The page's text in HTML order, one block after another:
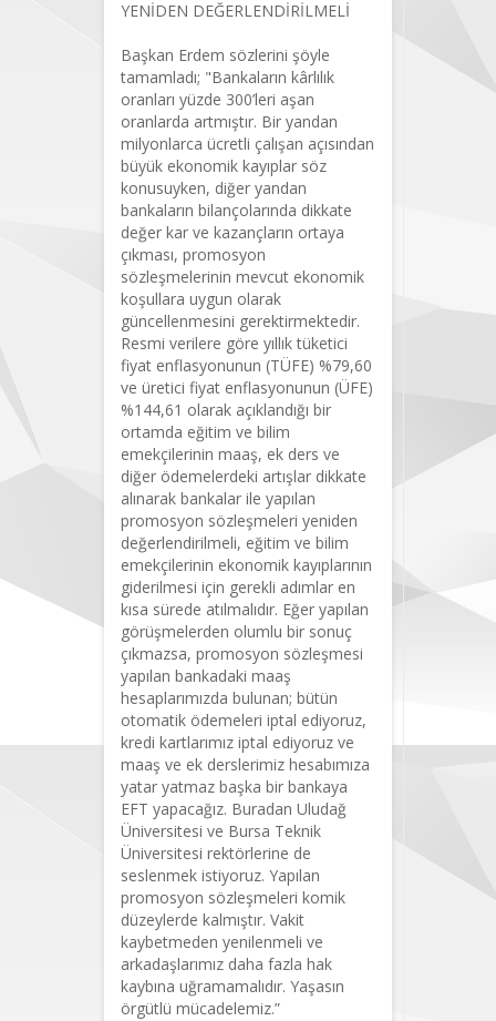
YENİDEN DEĞERLENDİRİLMELİ
Başkan Erdem sözlerini şöyle
tamamladı; "Bankaların kârlılık
oranları yüzde 300’leri aşan
oranlarda artmıştır. Bir yandan
milyonlarca ücretli çalışan açısından
büyük ekonomik kayıplar söz
konusuyken, diğer yandan
bankaların bilançolarında dikkate
değer kar ve kazançların ortaya
çıkması, promosyon
sözleşmelerinin mevcut ekonomik
koşullara uygun olarak
güncellenmesini gerektirmektedir.
Resmi verilere göre yıllık tüketici
fiyat enflasyonunun (TÜFE) %79,60
ve üretici fiyat enflasyonunun (ÜFE)
%144,61 olarak açıklandığı bir
ortamda eğitim ve bilim
emekçilerinin maaş, ek ders ve
diğer ödemelerdeki artışlar dikkate
alınarak bankalar ile yapılan
promosyon sözleşmeleri yeniden
değerlendirilmeli, eğitim ve bilim
emekçilerinin ekonomik kayıplarının
giderilmesi için gerekli adımlar en
kısa sürede atılmalıdır. Eğer yapılan
görüşmelerden olumlu bir sonuç
çıkmazsa, promosyon sözleşmesi
yapılan bankadaki maaş
hesaplarımızda bulunan; bütün
otomatik ödemeleri iptal ediyoruz,
kredi kartlarımız iptal ediyoruz ve
maaş ve ek derslerimiz hesabımıza
yatar yatmaz başka bir bankaya
EFT yapacağız. Buradan Uludağ
Üniversitesi ve Bursa Teknik
Üniversitesi rektörlerine de
seslenmek istiyoruz. Yapılan
promosyon sözleşmeleri komik
düzeylerde kalmıştır. Vakit
kaybetmeden yenilenmeli ve
arkadaşlarımız daha fazla hak
kaybına uğramamalıdır. Yaşasın
örgütlü mücadelemiz.”